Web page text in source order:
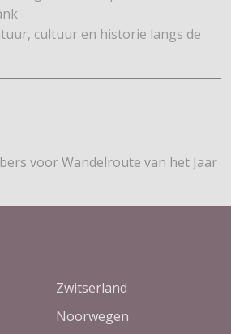
cultuur en historie langs de
voor Wandelroute van het Jaar
Zwitserland
Noorwegen